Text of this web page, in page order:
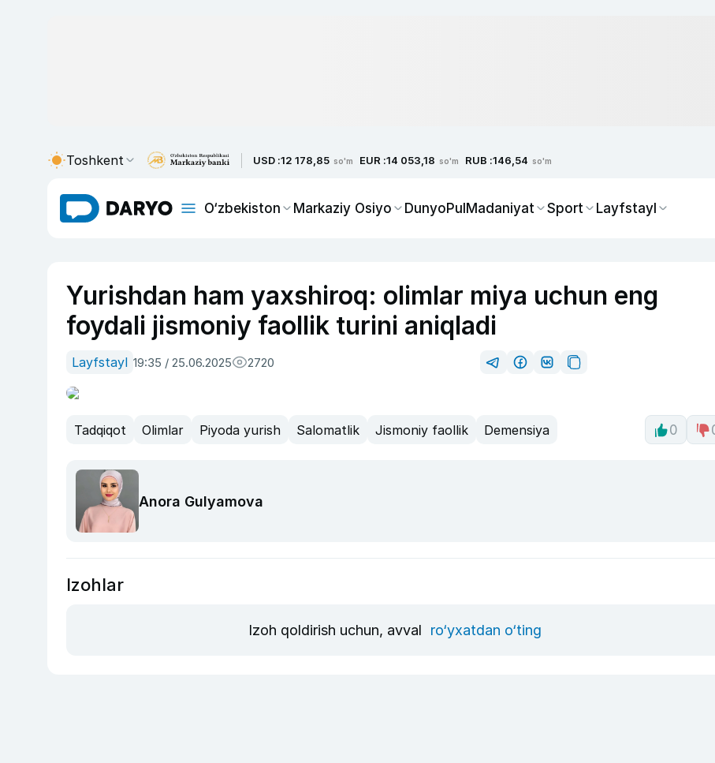
Toshkent USD :12 178,85 so'm EUR :14 053,18 so'm RUB :146,54 so'm
O‘zbekiston Markaziy Osiyo DunyoPulMadaniyat Sport Layfstayl
Yurishdan ham yaxshiroq: olimlar miya uchun eng
foydali jismoniy faollik turini aniqladi
Layfstayl 19:35 / 25.06.2025 2720
Tadqiqot Olimlar Piyoda yurish Salomatlik Jismoniy faollik Demensiya 0
Anora Gulyamova
Izohlar
Izoh qoldirish uchun, avval ro‘yxatdan o‘ting